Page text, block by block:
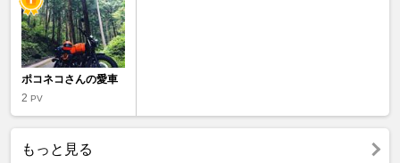
ポコネコさんの愛車
2 PV
もっと見る